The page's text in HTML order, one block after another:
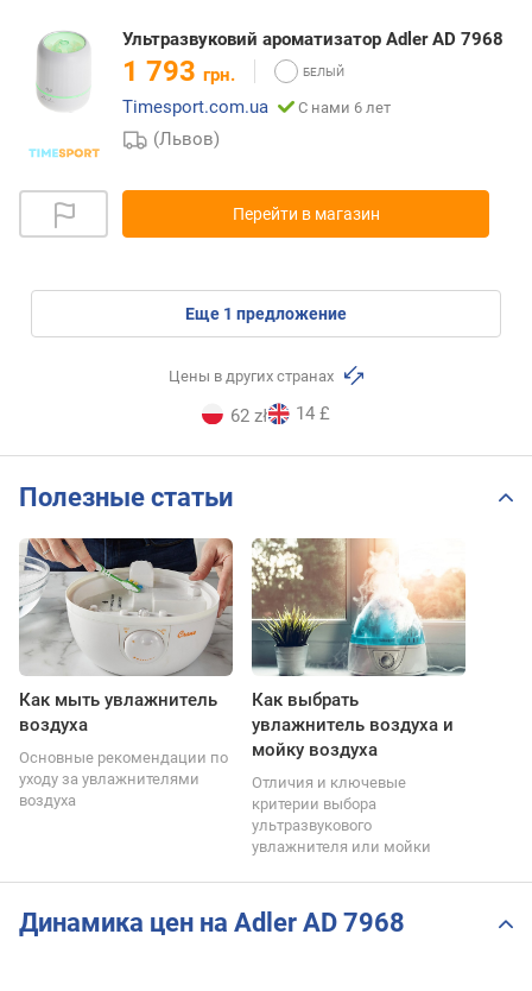
Ультразвуковий ароматизатор Adler AD 7968
1 793 грн.
Timesport.com.ua
С нами 6 лет
(Львов)
Перейти в магазин
eще 1 предложение
Цены в других странах
62 zł 14 £
Полезные статьи
Как мыть увлажнитель
воздуха
Основные рекомендации по
уходу за увлажнителями
воздуха
Как выбрать
увлажнитель воздуха и
мойку воздуха
Отличия и ключевые
критерии выбора
ультразвукового
увлажнителя или мойки
Динамика цен на Adler AD 7968